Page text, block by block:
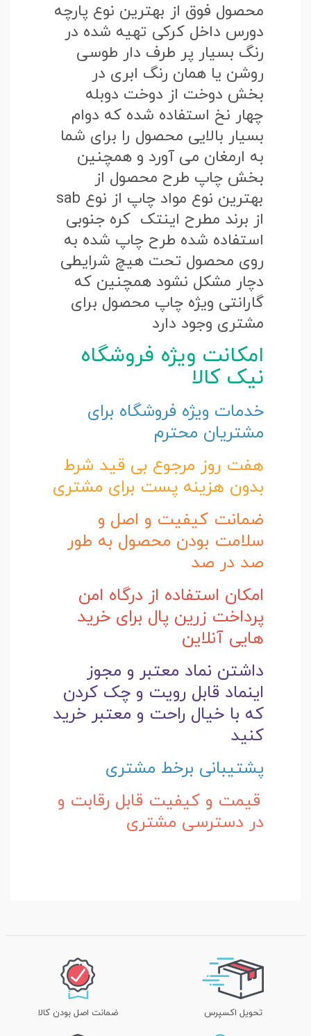
محصول فوق از بهترین نوع پارچه
دورس داخل کرکی تهیه شده در
رنگ بسیار پر طرف دار طوسی
روشن یا همان رنگ ابری در
بخش دوخت از دوخت دوبله
چهار نخ استفاده شده که دوام
بسیار بالایی محصول را برای شما
به ارمغان می آورد و همچنین
بخش چاپ طرح محصول از
بهترین نوع مواد چاپ از نوع sab
از برند مطرح اینتک کره جنوبی
استفاده شده طرح چاپ شده به
روی محصول تحت هیچ شرایطی
دچار مشکل نشود همچنین که
گارانتی ویژه چاپ محصول برای
مشتری وجود دارد
امکانت ویژه فروشگاه
نیک کالا
خدمات ویژه فروشگاه برای
مشتریان محترم
هفت روز مرجوع بی قید شرط
بدون هزینه پست برای مشتری
ضمانت کیفیت و اصل و
سلامت بودن محصول به طور
صد در صد
امکان استفاده از درگاه امن
پرداخت زرین پال برای خرید
هایی آنلاین
داشتن نماد معتبر و مجوز
اینماد قابل رویت و چک کردن
که با خیال راحت و معتبر خرید
کنید
پشتیبانی برخط مشتری
قیمت و کیفیت قابل رقابت و
در دسترسی مشتری
تحویل اکسپرس ضمانت اصل بودن کالا